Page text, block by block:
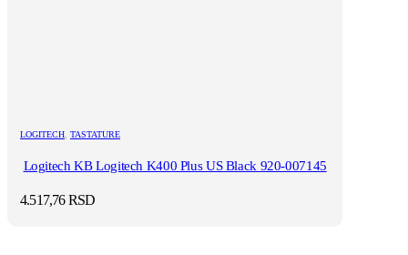
LOGITECH, TASTATURE
Logitech KB Logitech K400 Plus US Black 920-007145
4.517,76RSD